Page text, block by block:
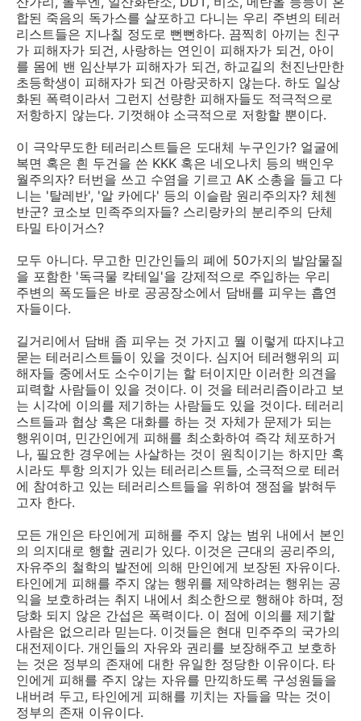
합된 죽음의 독가스를 살포하고 다니는 우리 주변의 테러
리스트들은 지나칠 정도로 뻔뻔하다. 끔찍히 아끼는 친구
가 피해자가 되건, 사랑하는 연인이 피해자가 되건, 아이
를 몸에 밴 임산부가 피해자가 되건, 하교길의 천진난만한
초등학생이 피해자가 되건 아랑곳하지 않는다. 하도 일상
화된 폭력이라서 그런지 선량한 피해자들도 적극적으로
저항하지 않는다. 기껏해야 소극적으로 저항할 뿐이다.
이 극악무도한 테러리스트들은 도대체 누구인가? 얼굴에
복면 혹은 흰 두건을 쓴 KKK 혹은 네오나치 등의 백인우
월주의자? 터번을 쓰고 수염을 기르고 AK 소총을 들고 다
니는 '탈레반', '알 카에다' 등의 이슬람 원리주의자? 체첸
반군? 코소보 민족주의자들? 스리랑카의 분리주의 단체
타밀 타이거스?
모두 아니다. 무고한 민간인들의 폐에 50가지의 발암물질
을 포함한 '독극물 칵테일'을 강제적으로 주입하는 우리
주변의 폭도들은 바로 공공장소에서 담배를 피우는 흡연
자들이다.
길거리에서 담배 좀 피우는 것 가지고 뭘 이렇게 따지냐고
묻는 테러리스트들이 있을 것이다. 심지어 테러행위의 피
해자들 중에서도 소수이기는 할 터이지만 이러한 의견을
피력할 사람들이 있을 것이다. 이 것을 테러리즘이라고 보
는 시각에 이의를 제기하는 사람들도 있을 것이다. 테러리
스트들과 협상 혹은 대화를 하는 것 자체가 문제가 되는
행위이며, 민간인에게 피해를 최소화하여 즉각 체포하거
나, 필요한 경우에는 사살하는 것이 원칙이기는 하지만 혹
시라도 투항 의지가 있는 테러리스트들, 소극적으로 테러
에 참여하고 있는 테러리스트들을 위하여 쟁점을 밝혀두
고자 한다.
모든 개인은 타인에게 피해를 주지 않는 범위 내에서 본인
의 의지대로 행할 권리가 있다. 이것은 근대의 공리주의,
자유주의 철학의 발전에 의해 만인에게 보장된 자유이다.
타인에게 피해를 주지 않는 행위를 제약하려는 행위는 공
익을 보호하려는 취지 내에서 최소한으로 행해야 하며, 정
당화 되지 않은 간섭은 폭력이다. 이 점에 이의를 제기할
사람은 없으리라 믿는다. 이것들은 현대 민주주의 국가의
대전제이다. 개인들의 자유와 권리를 보장해주고 보호하
는 것은 정부의 존재에 대한 유일한 정당한 이유이다. 타
인에게 피해를 주지 않는 자유를 만끽하도록 구성원들을
내버려 두고, 타인에게 피해를 끼치는 자들을 막는 것이
정부의 존재 이유이다.